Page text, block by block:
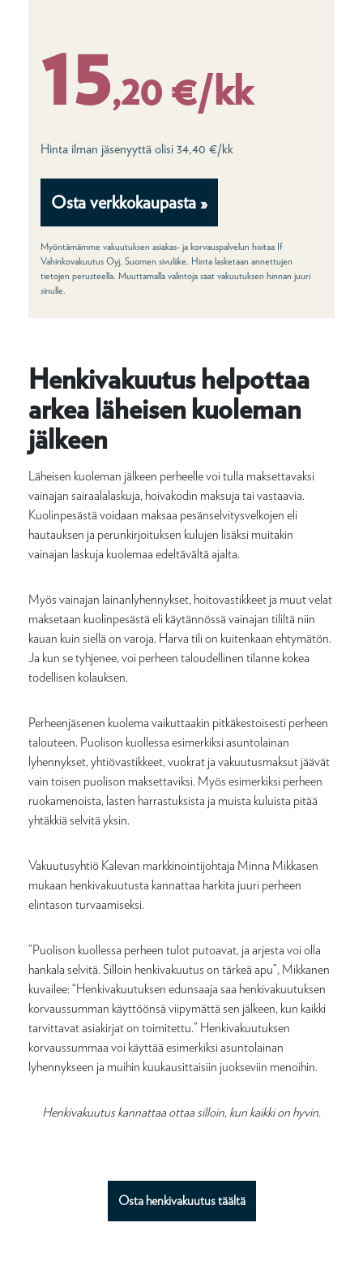
15,20 €/kk
Hinta ilman jäsenyyttä olisi 34,40 €/kk
Osta verkkokaupasta »
Myöntämämme vakuutuksen asiakas- ja korvauspalvelun hoitaa If
Vahinkovakuutus Oyj, Suomen sivuliike. Hinta lasketaan annettujen
tietojen perusteella. Muuttamalla valintoja saat vakuutuksen hinnan juuri
sinulle.
Henkivakuutus helpottaa
arkea läheisen kuoleman
jälkeen
Läheisen kuoleman jälkeen perheelle voi tulla maksettavaksi
vainajan sairaalalaskuja, hoivakodin maksuja tai vastaavia.
Kuolinpesästä voidaan maksaa pesänselvitysvelkojen eli
hautauksen ja perunkirjoituksen kulujen lisäksi muitakin
vainajan laskuja kuolemaa edeltävältä ajalta.
Myös vainajan lainanlyhennykset, hoitovastikkeet ja muut velat
maksetaan kuolinpesästä eli käytännössä vainajan tililtä niin
kauan kuin siellä on varoja. Harva tili on kuitenkaan ehtymätön.
Ja kun se tyhjenee, voi perheen taloudellinen tilanne kokea
todellisen kolauksen.
Perheenjäsenen kuolema vaikuttaakin pitkäkestoisesti perheen
talouteen. Puolison kuollessa esimerkiksi asuntolainan
lyhennykset, yhtiövastikkeet, vuokrat ja vakuutusmaksut jäävät
vain toisen puolison maksettaviksi. Myös esimerkiksi perheen
ruokamenoista, lasten harrastuksista ja muista kuluista pitää
yhtäkkiä selvitä yksin.
Vakuutusyhtiö Kalevan markkinointijohtaja Minna Mikkasen
mukaan henkivakuutusta kannattaa harkita juuri perheen
elintason turvaamiseksi.
”Puolison kuollessa perheen tulot putoavat, ja arjesta voi olla
hankala selvitä. Silloin henkivakuutus on tärkeä apu”, Mikkanen
kuvailee: “Henkivakuutuksen edunsaaja saa henkivakuutuksen
korvaussumman käyttöönsä viipymättä sen jälkeen, kun kaikki
tarvittavat asiakirjat on toimitettu.” Henkivakuutuksen
korvaussummaa voi käyttää esimerkiksi asuntolainan
lyhennykseen ja muihin kuukausittaisiin juokseviin menoihin.
Henkivakuutus kannattaa ottaa silloin, kun kaikki on hyvin.
Osta henkivakuutus täältä